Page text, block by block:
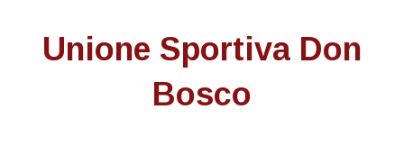
Unione Sportiva Don
Bosco